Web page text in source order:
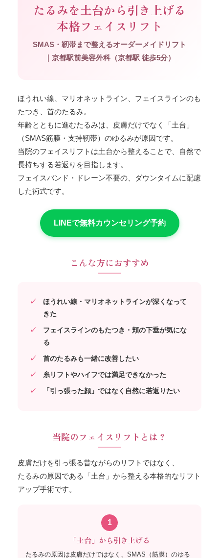
たるみを土台から引き上げる
本格フェイスリフト
SMAS・靭帯まで整えるオーダーメイドリフト
｜京都駅前美容外科（京都駅 徒歩5分）
ほうれい線、マリオネットライン、フェイスラインのも
たつき、首のたるみ。
年齢とともに進むたるみは、皮膚だけでなく「土台」
（SMAS筋膜・支持靭帯）のゆるみが原因です。
当院のフェイスリフトは土台から整えることで、自然で
長持ちする若返りを目指します。
フェイスバンド・ドレーン不要の、ダウンタイムに配慮
した術式です。
LINEで無料カウンセリング予約
こんな方におすすめ
ほうれい線・マリオネットラインが深くなって
きた
フェイスラインのもたつき・頬の下垂が気にな
る
首のたるみも一緒に改善したい
糸リフトやハイフでは満足できなかった
「引っ張った顔」ではなく自然に若返りたい
当院のフェイスリフトとは？
皮膚だけを引っ張る昔ながらのリフトではなく、
たるみの原因である「土台」から整える本格的なリフト
アップ手術です。
1
「土台」から引き上げる
たるみの原因は皮膚だけではなく、SMAS（筋膜）のゆる